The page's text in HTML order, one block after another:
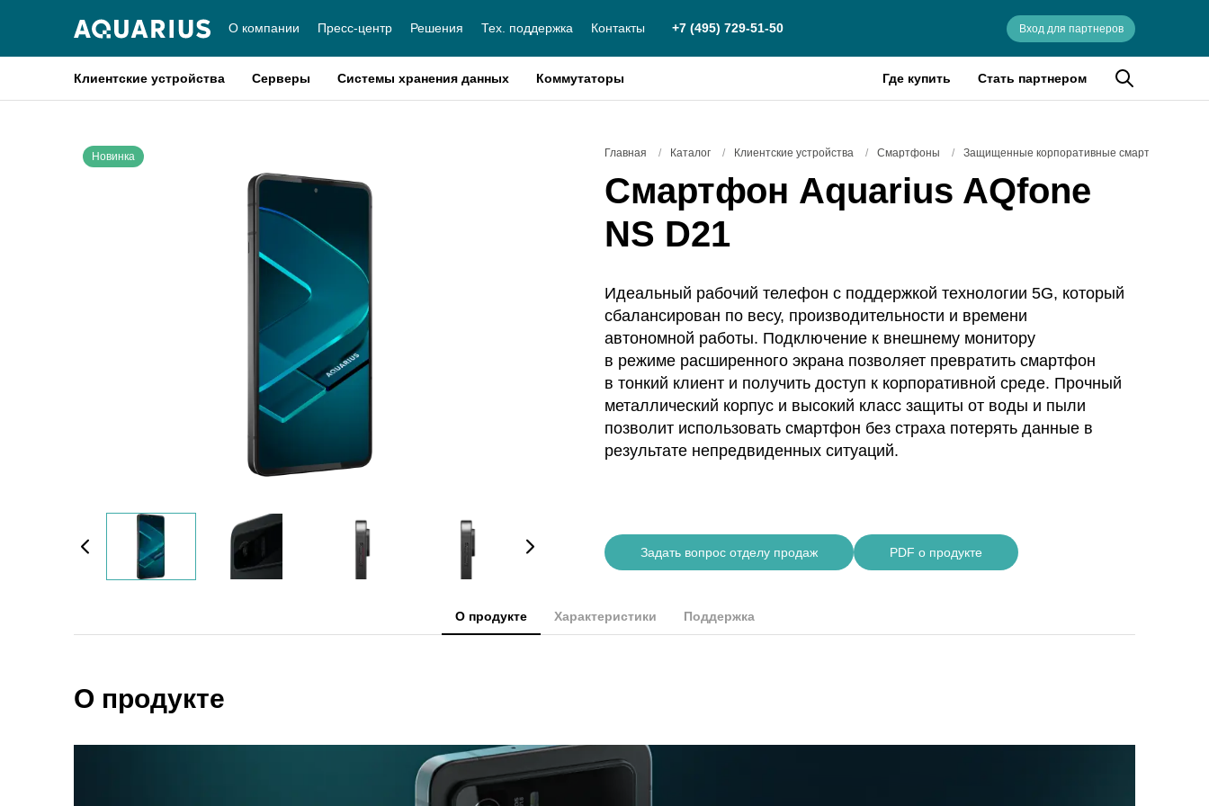
О компании Пресс-центр Решения Тех. поддержка Контакты +7 (495) 729-51-50 Вход для партнеров
Клиентские устройства Серверы Системы хранения данных Коммутаторы Где купить Стать партнером
Новинка Главная / Каталог / Клиентские устройства / Смартфоны / Защищенные корпоративные смартфоны
Смартфон Aquarius AQfone
NS D21
Идеальный рабочий телефон с поддержкой технологии 5G, который
сбалансирован по весу, производительности и времени
автономной работы. Подключение к внешнему монитору
в режиме расширенного экрана позволяет превратить смартфон
в тонкий клиент и получить доступ к корпоративной среде. Прочный
металлический корпус и высокий класс защиты от воды и пыли
позволит использовать смартфон без страха потерять данные в
результате непредвиденных ситуаций.
Задать вопрос отделу продаж PDF о продукте
О продукте Характеристики Поддержка
О продукте